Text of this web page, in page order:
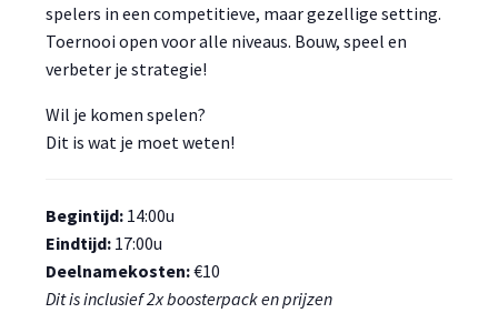
spelers in een competitieve, maar gezellige setting.
Toernooi open voor alle niveaus. Bouw, speel en
verbeter je strategie!
Wil je komen spelen?
Dit is wat je moet weten!
Begintijd: 14:00u
Eindtijd: 17:00u
Deelnamekosten:€10
Dit is inclusief 2x boosterpack en prijzen